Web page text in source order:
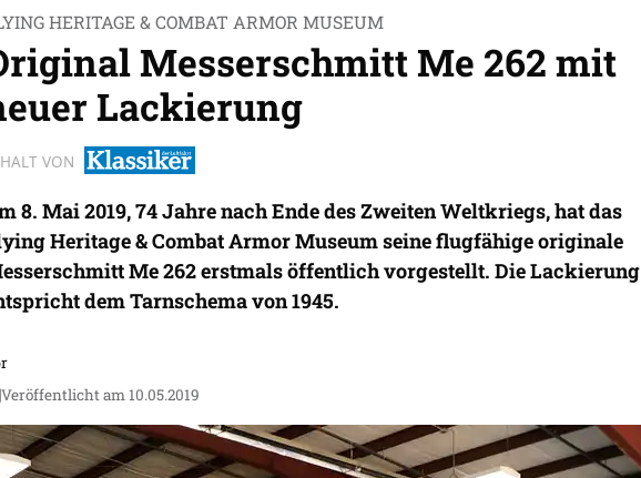
HERITAGE & COMBAT ARMOR MUSEUM
Messerschmitt Me 262 mit
Lackierung
VON
8. Mai 2019, 74 Jahre nach Ende des Zweiten Weltkriegs, hat das
Heritage & Combat Armor Museum seine flugfähige originale
Me 262 erstmals öffentlich vorgestellt. Die Lackierung
dem Tarnschema von 1945.
Veröffentlicht am 10.05.2019